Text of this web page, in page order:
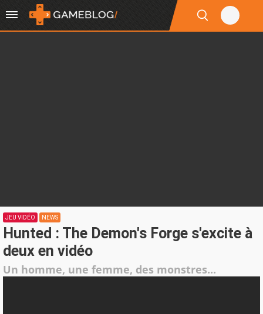
JEU VIDÉO NEWS
Hunted : The Demon's Forge s'excite à
deux en vidéo
Un homme, une femme, des monstres...